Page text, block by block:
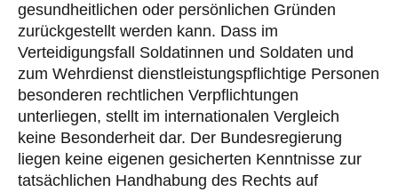
gesundheitlichen oder persönlichen Gründen
zurückgestellt werden kann. Dass im
Verteidigungsfall Soldatinnen und Soldaten und
zum Wehrdienst dienstleistungspflichtige Personen
besonderen rechtlichen Verpflichtungen
unterliegen, stellt im internationalen Vergleich
keine Besonderheit dar. Der Bundesregierung
liegen keine eigenen gesicherten Kenntnisse zur
tatsächlichen Handhabung des Rechts auf